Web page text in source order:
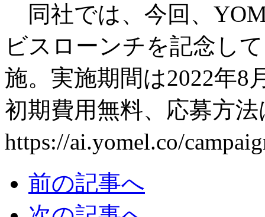
同社では、今回、
ビスローンチを記念し
施。実施期間は2022年8
初期費用無料、応募方法
https://ai.yomel.co/
前の記事へ